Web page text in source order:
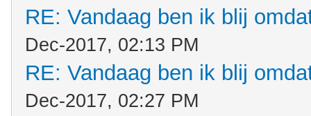
RE: Vandaag ben ik blij
Dec-2017, 02:13 PM
RE: Vandaag ben ik blij
Dec-2017, 02:27 PM